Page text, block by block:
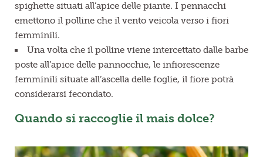
spighette situati all’apice delle piante. I pennacchi
emettono il polline che il vento veicola verso i fiori
femminili.
Una volta che il polline viene intercettato dalle barbe
poste all’apice delle pannocchie, le infiorescenze
femminili situate all’ascella delle foglie, il fiore potrà
considerarsi fecondato.
Quando si raccoglie il mais dolce?